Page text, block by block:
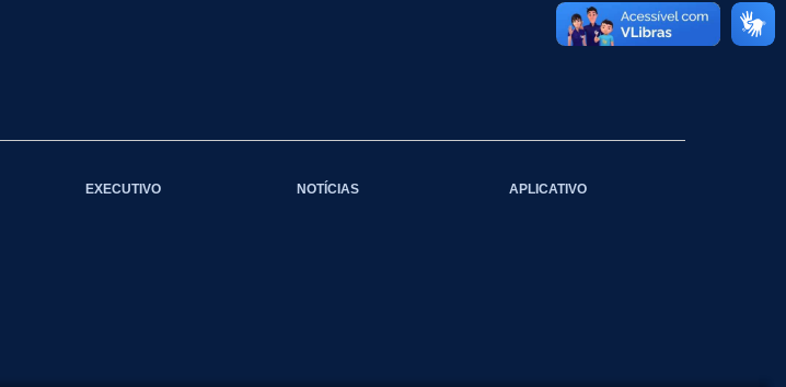
EXECUTIVO NOTÍCIAS APLICATIVO